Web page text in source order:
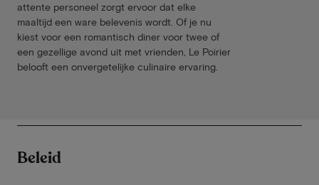
attente personeel zorgt ervoor dat elke
maaltijd een ware belevenis wordt. Of je nu
kiest voor een romantisch diner voor twee of
een gezellige avond uit met vrienden, Le Poirier
belooft een onvergetelijke culinaire ervaring.
Beleid